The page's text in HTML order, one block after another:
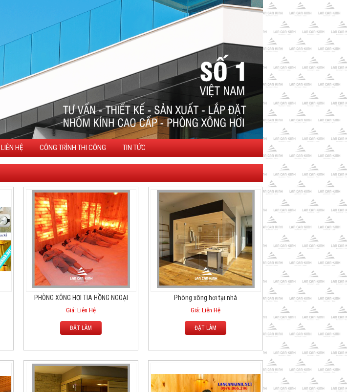
LIÊN HỆ CÔNG TRÌNH THI CÔNG TIN TỨC
PHÒNG XÔNG HƠI TIA HỒNG NGOẠI
Giá: Liên Hệ
ĐẶT LÀM
Phòng xông hơi tại nhà
Giá: Liên Hệ
ĐẶT LÀM